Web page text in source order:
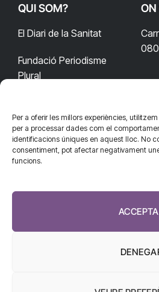
Per a oferir les millors experiències,
per a processar dades com el
identificacions úniques en aquest lloc. No
consentiment, pot afectar negativament
funcions.
QUI SOM?
El Diari de la Sanitat
Fundació Periodisme
Plural
ON
CONTACTA'NS
redaccio@diarisanitat.cat
932 311 247